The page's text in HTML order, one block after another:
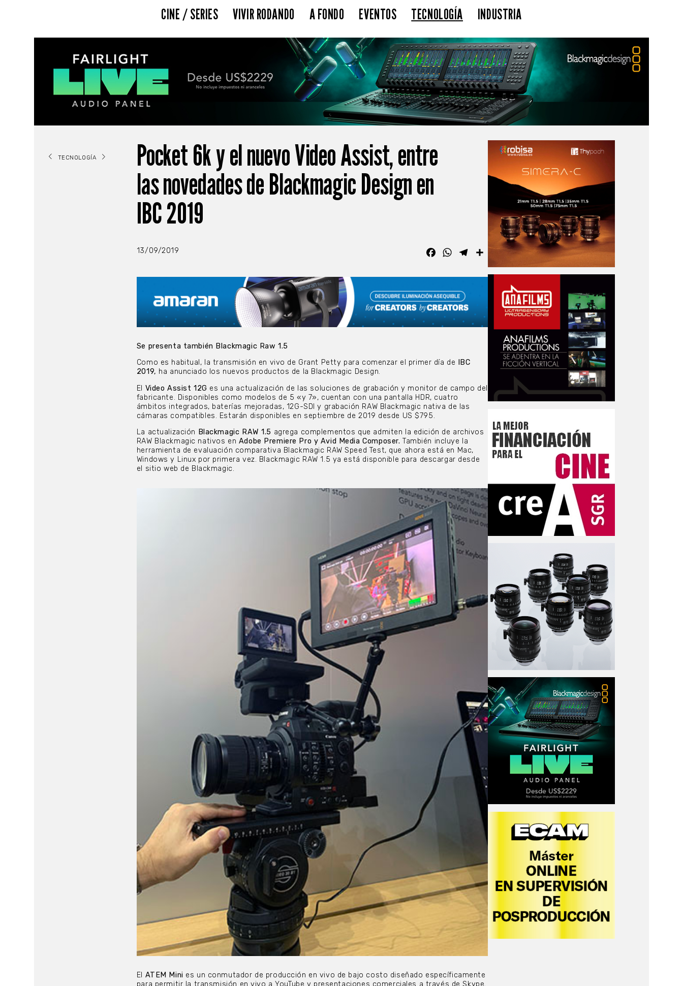
CINE / SERIES VIVIR RODANDO A FONDO EVENTOS TECNOLOGÍA INDUSTRIA
TECNOLOGÍA
Pocket 6k y el nuevo Video Assist, entre
las novedades de Blackmagic Design en
IBC 2019
13/09/2019 FacebookWhatsAppTelegramCompartir
Se presenta también Blackmagic Raw 1.5
Como es habitual, la transmisión en vivo de Grant Petty para comenzar el primer día de
IBC
2019, ha anunciado los nuevos productos de la Blackmagic Design.
El Video Assist 12G es una actualización de las soluciones de grabación y monitor de campo del
fabricante. Disponibles como modelos de 5 «y 7», cuentan con una pantalla HDR, cuatro
ámbitos integrados, baterías mejoradas, 12G-SDI y grabación RAW Blackmagic nativa de las
cámaras compatibles. Estarán disponibles en septiembre de 2019 desde US $795.
La actualización Blackmagic RAW 1.5 agrega complementos que admiten la edición de archivos
RAW Blackmagic nativos en Adobe Premiere Pro y Avid Media Composer. También incluye la
herramienta de evaluación comparativa Blackmagic RAW Speed ​​Test, que ahora está en Mac,
Windows y Linux por primera vez. Blackmagic RAW 1.5 ya está disponible para descargar desde
el sitio web de Blackmagic.
El ATEM Mini es un conmutador de producción en vivo de bajo costo diseñado específicamente
para permitir la transmisión en vivo a YouTube y presentaciones comerciales a través de Skype.